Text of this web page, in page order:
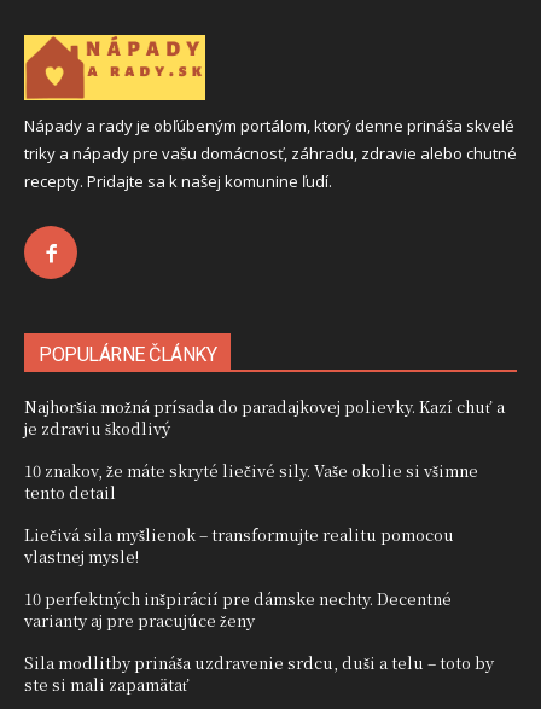
Nápady a rady je obľúbeným portálom, ktorý denne prináša skvelé
triky a nápady pre vašu domácnosť, záhradu, zdravie alebo chutné
recepty. Pridajte sa k našej komunine ľudí.
POPULÁRNE ČLÁNKY
Najhoršia možná prísada do paradajkovej polievky. Kazí chuť a
je zdraviu škodlivý
10 znakov, že máte skryté liečivé sily. Vaše okolie si všimne
tento detail
Liečivá sila myšlienok – transformujte realitu pomocou
vlastnej mysle!
10 perfektných inšpirácií pre dámske nechty. Decentné
varianty aj pre pracujúce ženy
Sila modlitby prináša uzdravenie srdcu, duši a telu – toto by
ste si mali zapamätať